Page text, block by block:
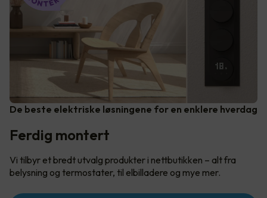
De beste elektriske løsningene for en enklere hverdag
Ferdig montert
Vi tilbyr et bredt utvalg produkter i nettbutikken – alt fra
belysning og termostater, til elbilladere og mye mer.